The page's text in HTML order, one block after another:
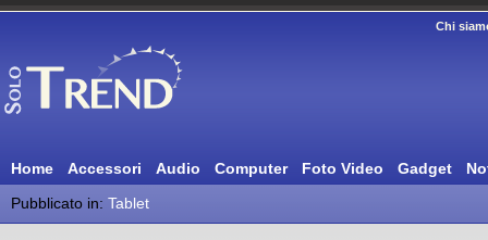
Chi
Home Accessori Audio Computer Foto Video Gadget
Pubblicato in: Tablet